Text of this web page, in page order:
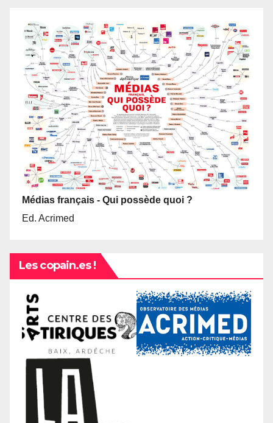
Médias français - Qui possède quoi ?
Ed. Acrimed
Les copain.es !